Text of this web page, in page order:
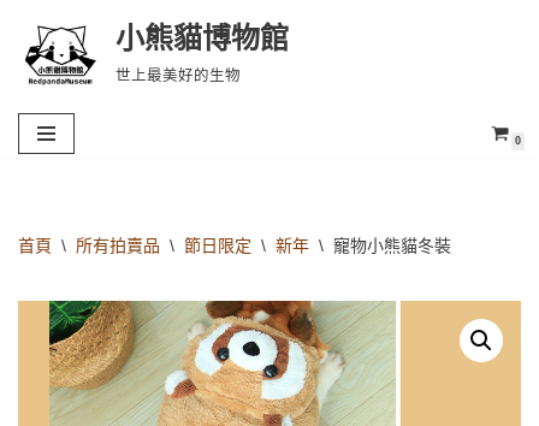
Skip
content
小熊貓博物館
世上最美好的生物
0
首頁 \ 所有拍賣品 \ 節日限定 \ 新年 \ 寵物小熊貓冬裝